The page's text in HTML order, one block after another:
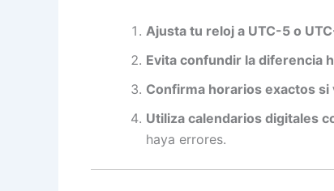
Ajusta tu reloj a UTC-5 o
Evita confundir la diferencia
Confirma horarios exactos
Utiliza calendarios digitales
haya errores.